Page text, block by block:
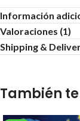
Información
Valoraciones (1)
Shipping &
También